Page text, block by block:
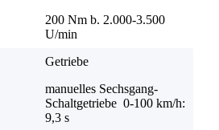
200 Nm b. 2.000-3.500
U/min
Getriebe
manuelles Sechsgang-
Schaltgetriebe 0-100 km/h:
9,3 s